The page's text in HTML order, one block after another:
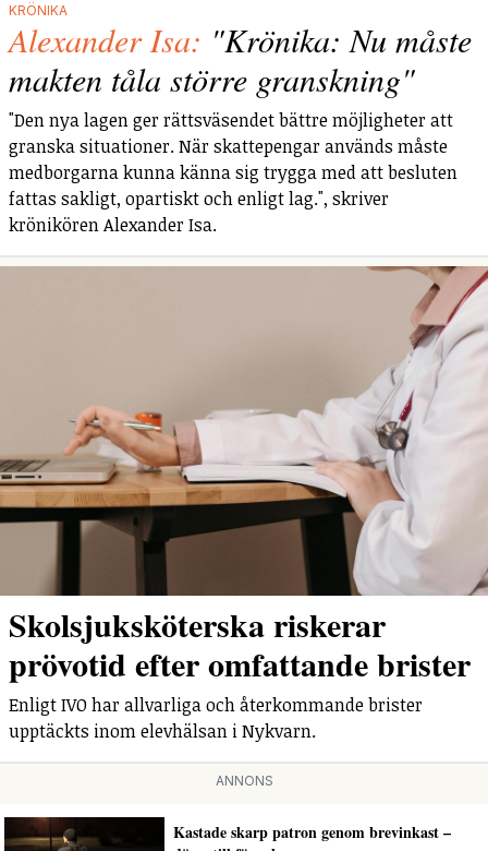
KRÖNIKA
Alexander Isa: "Krönika: Nu måste
makten tåla större granskning"
"Den nya lagen ger rättsväsendet bättre möjligheter att
granska situationer. När skattepengar används måste
medborgarna kunna känna sig trygga med att besluten
fattas sakligt, opartiskt och enligt lag.", skriver
krönikören Alexander Isa.
Skolsjuksköterska riskerar
prövotid efter omfattande brister
Enligt IVO har allvarliga och återkommande brister
upptäckts inom elevhälsan i Nykvarn.
ANNONS
Kastade skarp patron genom brevinkast –